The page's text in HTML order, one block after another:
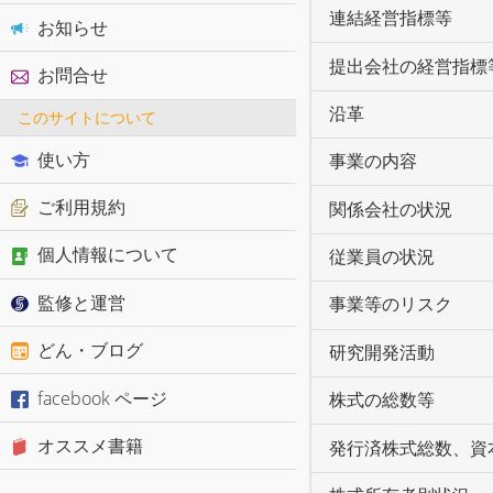
連結経営指標等
提出会社の経営指標
沿革
事業の内容
関係会社の状況
従業員の状況
事業等のリスク
研究開発活動
株式の総数等
発行済株式総数、資
お知らせ
お問合せ
このサイトについて
使い方
ご利用規約
個人情報について
監修と運営
どん・ブログ
facebook ページ
オススメ書籍